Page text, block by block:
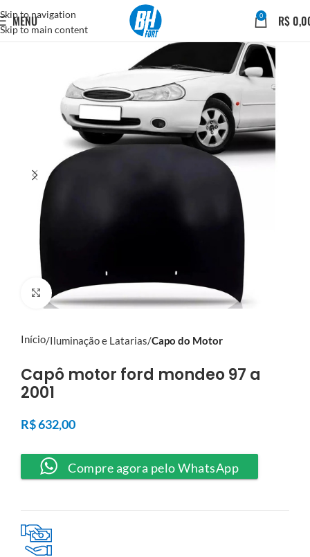
Skip to navigation
Skip to main content
MENU 0 R$
Click to enlarge
Início Iluminação e Latarias Capo do Motor
Capô motor ford mondeo 97 a
2001
R$632,00
Compre agora pelo WhatsApp